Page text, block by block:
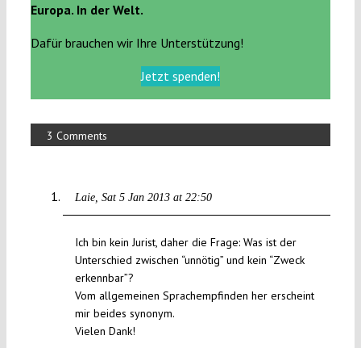
Europa. In der Welt.
Dafür brauchen wir Ihre Unterstützung!
Jetzt spenden!
3 Comments
Laie Sat 5 Jan 2013 at 22:50
Ich bin kein Jurist, daher die Frage: Was ist der
Unterschied zwischen “unnötig” und kein “Zweck
erkennbar”?
Vom allgemeinen Sprachempfinden her erscheint
mir beides synonym.
Vielen Dank!